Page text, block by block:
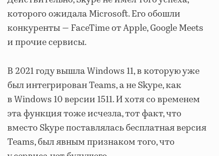
которого ожидала Microsoft. Его обошли
конкуренты — FaceTime от Apple, Google Meets
и прочие сервисы.
В 2021 году вышла Windows 11, в которую уже
был интегрирован Teams, а не Skype, как
в Windows 10 версии 1511. И хотя со временем
эта функция тоже исчезла, тот факт, что
вместо Skype поставлялась бесплатная версия
Teams, был явным признаком того, что